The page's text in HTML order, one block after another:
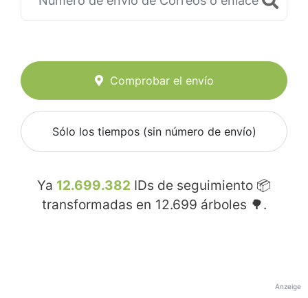
Comprobar el envío
Sólo los tiempos (sin número de envío)
Ya 12.699.382 IDs de seguimiento 📦
transformadas en 12.699 árboles 🌳.
Anzeige